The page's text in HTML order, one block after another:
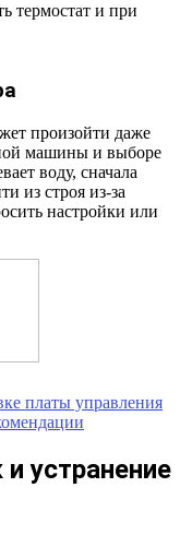
термостат и при
произойти даже
машины и выборе
воду, сначала
из строя из-за
настройки или
платы управления
устранение